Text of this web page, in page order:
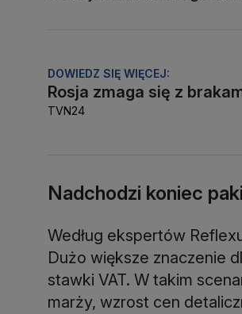
DOWIEDZ SIĘ WIĘCEJ:
Rosja zmaga się z
TVN24
Nadchodzi koniec
Według ekspertów
Dużo większe znaczenie
stawki VAT. W takim
marży, wzrost cen